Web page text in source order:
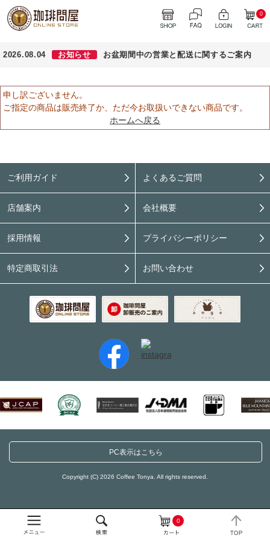
0
0
2026.08.04 お知らせ お盆期間中の営業と配送に関するご案内
申し訳ございません。
ご指定の商品は販売終了か、ただ今お取扱いできない商品です。
ホームへ戻る
ご利用ガイド よくあるご質問
店舗案内 会社概要
採用情報 プライバシーポリシー
特定商取引法 お問い合わせ
PC表示はこちら
Copyright (C) 2026 Coffee Tonya. All rights reserved.